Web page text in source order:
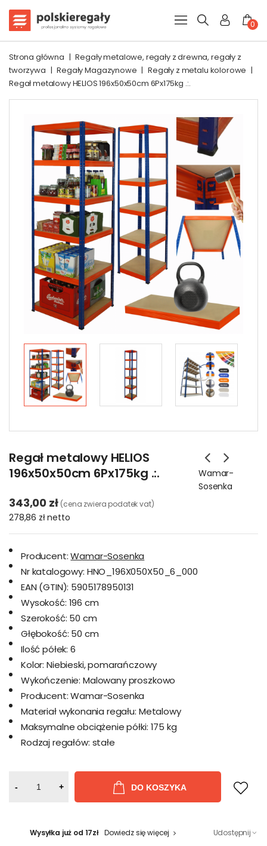
0
Strona główna | Regały metalowe, regały z drewna, regały z
tworzywa | Regały Magazynowe | Regały z metalu kolorowe |
Regał metalowy HELIOS 196x50x50cm 6Px175kg .:.
Regał metalowy HELIOS
196x50x50cm 6Px175kg .:.
Wamar-
Sosenka
343,00 zł (cena zwiera podatek vat)
278,86 złnetto
Producent: Wamar-Sosenka
Nr katalogowy: HNO_196X050X50_6_000
EAN (GTIN): 5905178950131
Wysokość: 196 cm
Szerokość: 50 cm
Głębokość: 50 cm
Ilość półek: 6
Kolor: Niebieski, pomarańczowy
Wykończenie: Malowany proszkowo
Producent: Wamar-Sosenka
Materiał wykonania regału: Metalowy
Maksymalne obciążenie półki: 175 kg
Rodzaj regałów: stałe
- + DO KOSZYKA
Wysyłka już od 17zł Dowiedz się więcej Udostępnij